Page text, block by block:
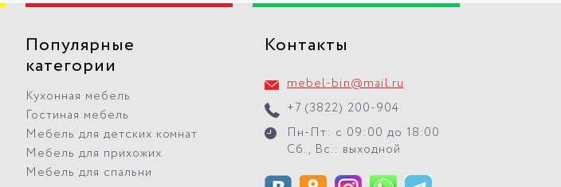
Популярные
категории
Кухонная мебель
Гостиная мебель
Мебель для детских комнат
Мебель для прихожих
Мебель для спальни
Контакты
mebel-bin@mail.ru
+7 (3822) 200-904
Пн-Пт: с 09:00 до 18:00
Сб., Вс.: выходной